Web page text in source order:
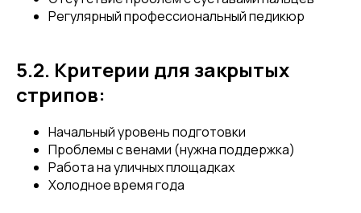
Регулярный профессиональный педикюр
5.2. Критерии для закрытых
стрипов:
Начальный уровень подготовки
Проблемы с венами (нужна поддержка)
Работа на уличных площадках
Холодное время года